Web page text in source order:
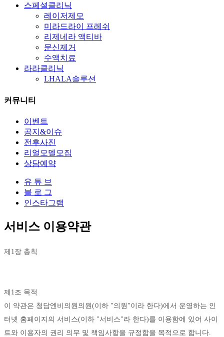
스페셜클리닉
레이저제모
미라드라이 프레쉬
리제네라 액티바
문신제거
수액치료
라라클리닉
LHALA솔루션
커뮤니티
이벤트
공지&이슈
전후사진
리얼모델모집
상담예약
유 튜 브
블 로 그
인스타그램
서비스 이용약관
제1장 총칙
제1조 목적
이 약관은 청담엔비의원의원(이하 "의원"이라 한다)에서 운영하는 인
터넷 홈페이지의 서비스(이하 "서비스"라 한다)를 이용함에 있어 사이
트와 이용자의 권리 의무 및 책임사항을 규정함을 목적으로 합니다.